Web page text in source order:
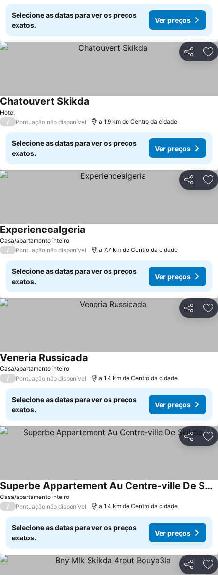
Selecione as datas para ver os preços
exatos.
Ver preços
Partilhar
Hotel
Chatouvert Skikda
/ Pontuação não disponível a 1.9 km de Centro da cidade
Selecione as datas para ver os preços
exatos.
Ver preços
Partilhar
Casa/apartamento inteiro
Experiencealgeria
/ Pontuação não disponível a 7.7 km de Centro da cidade
Selecione as datas para ver os preços
exatos.
Ver preços
Partilhar
Casa/apartamento inteiro
Veneria Russicada
/ Pontuação não disponível a 1.4 km de Centro da cidade
Selecione as datas para ver os preços
exatos.
Ver preços
Partilhar
Casa/apartamento inteiro
Superbe Appartement Au Centre-ville De Skikda
/ Pontuação não disponível a 1.4 km de Centro da cidade
Selecione as datas para ver os preços
exatos.
Ver preços
Partilhar